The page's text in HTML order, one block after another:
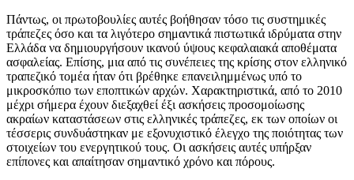
Πάντως, οι πρωτοβουλίες αυτές βοήθησαν τόσο τις συστημικές
τράπεζες όσο και τα λιγότερο σημαντικά πιστωτικά ιδρύματα στην
Ελλάδα να δημιουργήσουν ικανού ύψους κεφαλαιακά αποθέματα
ασφαλείας. Επίσης, μια από τις συνέπειες της κρίσης στον ελληνικό
τραπεζικό τομέα ήταν ότι βρέθηκε επανειλημμένως υπό το
μικροσκόπιο των εποπτικών αρχών. Χαρακτηριστικά, από το 2010
μέχρι σήμερα έχουν διεξαχθεί έξι ασκήσεις προσομοίωσης
ακραίων καταστάσεων στις ελληνικές τράπεζες, εκ των οποίων οι
τέσσερις συνδυάστηκαν με εξονυχιστικό έλεγχο της ποιότητας των
στοιχείων του ενεργητικού τους. Οι ασκήσεις αυτές υπήρξαν
επίπονες και απαίτησαν σημαντικό χρόνο και πόρους.